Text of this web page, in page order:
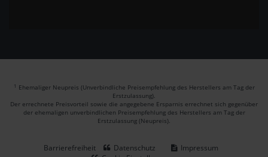
1 Ehemaliger Neupreis (Unverbindliche Preisempfehlung des Herstellers am Tag der
Erstzulassung).
Der errechnete Preisvorteil sowie die angegebene Ersparnis errechnet sich gegenüber
der ehemaligen unverbindlichen Preisempfehlung des Herstellers am Tag der
Erstzulassung (Neupreis).
Barrierefreiheit Datenschutz
Impressum